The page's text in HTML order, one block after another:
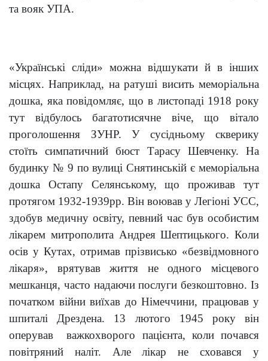
та вояк УПА.
«Українські сліди» можна відшукати й в інших
місцях. Наприклад, на ратуші висить меморіальна
дошка, яка повідомляє, що в листопаді 1918 року
тут відбулось багатотисячне віче, що вітало
проголошення ЗУНР. У сусідньому скверику
стоїть симпатичний бюст Тарасу Шевченку. На
будинку № 9 по вулиці Снятинській є меморіальна
дошка Остапу Селянському, що проживав тут
протягом 1932-1939рр. Він воював у Легіоні УСС,
здобув медичну освіту, певний час був особистим
лікарем митрополита Андрея Шептицького. Коли
осів у Кутах, отримав прізвисько «безвідмовного
лікаря», врятував життя не одного місцевого
мешканця, часто надаючи послуги безкоштовно. Із
початком війни виїхав до Німеччини, працював у
шпиталі Дрездена. 13 лютого 1945 року він
оперував важкохворого пацієнта, коли почався
повітряний наліт. Але лікар не сховався у